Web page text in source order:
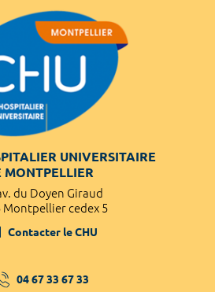
UNIVERSITAIRE
MONTPELLIER
du Doyen Giraud
Montpellier cedex 5
Contacter le CHU
04 67 33 67 33